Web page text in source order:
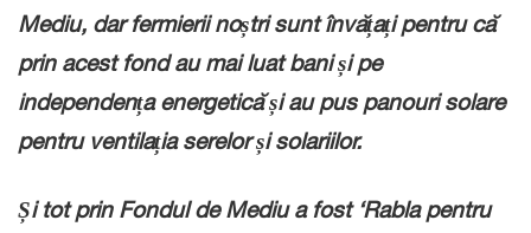
Mediu, dar fermierii noștri sunt învățați pentru că
prin acest fond au mai luat bani și pe
independența energetică și au pus panouri solare
pentru ventilația serelor și solariilor.
Și tot prin Fondul de Mediu a fost ‘Rabla pentru